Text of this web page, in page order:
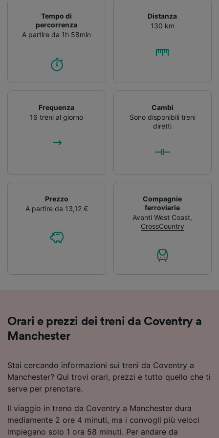
Tempo di
percorrenza
A partire da 1h 58min
Distanza
130 km
Frequenza
16 treni al giorno
Cambi
Sono disponibili treni
diretti
Prezzo
A partire da 13,12 €
Compagnie
ferroviarie
Avanti West Coast,
CrossCountry
Orari e prezzi dei treni da Coventry a
Manchester
Stai cercando informazioni sui treni da Coventry a
Manchester? Qui trovi orari, prezzi e tutto quello che ti
serve per prenotare.
Il viaggio in treno da Coventry a Manchester dura
mediamente 2 ore 4 minuti, ma i convogli più veloci
impiegano solo 1 ora 58 minuti. Per andare da
Archiviare informazioni su dispositivo e/o
accedervi. Pubblicità e contenuti
personalizzati, misurazione delle prestazioni
Elenco dei partner (fornitori)